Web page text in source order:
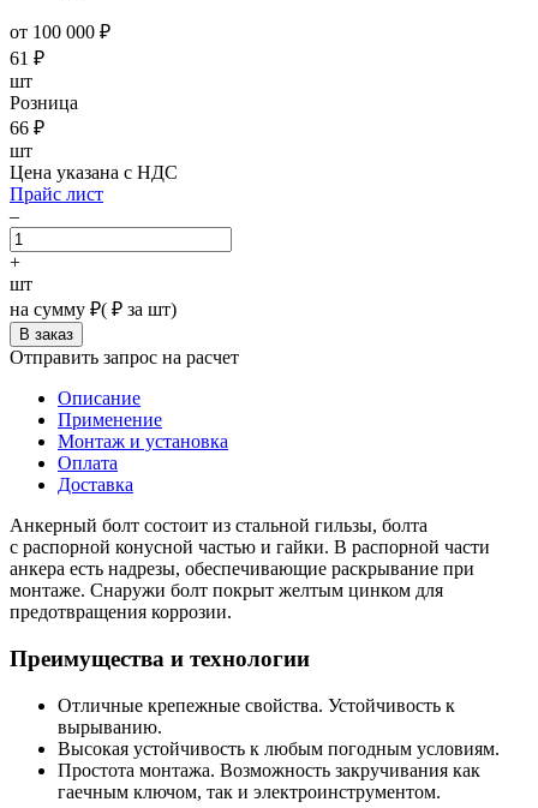
от 100 000 ₽
61 ₽
шт
Розница
66 ₽
шт
Цена указана с НДС
Прайс лист
–
+
шт
на сумму ₽( ₽ за шт)
Отправить запрос на расчет
Описание
Применение
Монтаж и установка
Оплата
Доставка
Анкерный болт состоит из стальной гильзы, болта
с распорной конусной частью и гайки. В распорной части
анкера есть надрезы, обеспечивающие раскрывание при
монтаже. Снаружи болт покрыт желтым цинком для
предотвращения коррозии.
Преимущества и технологии
Отличные крепежные свойства. Устойчивость к
вырыванию.
Высокая устойчивость к любым погодным условиям.
Простота монтажа. Возможность закручивания как
гаечным ключом, так и электроинструментом.